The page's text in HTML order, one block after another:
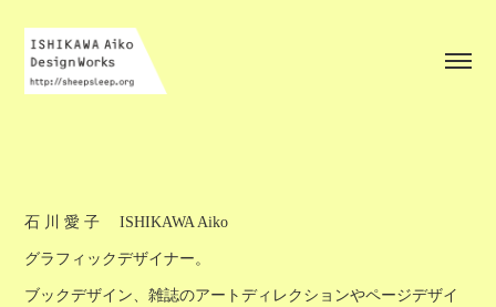
石 川 愛 子 ISHIKAWA Aiko
グラフィックデザイナー。
ブックデザイン、雑誌のアートディレクションやページデザイ